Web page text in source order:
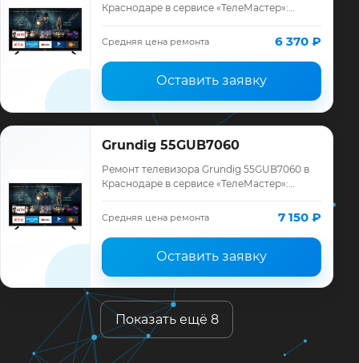
Краснодаре в сервисе «ТелеМастер»:
ремонта, запчасти и гарантия до 12
Средняя цена ремонта 6 370 ₽
Оставить заявку
Grundig 55GUB7060
Ремонт телевизора Grundig 55GUB7060 в
Краснодаре в сервисе «ТелеМастер»:
ремонта, запчасти и гарантия до 12
месяцев.
Средняя цена ремонта 7 150 ₽
Оставить заявку
Показать ещё 8